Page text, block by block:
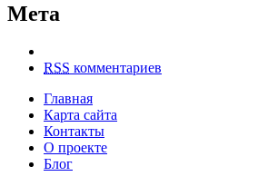
Мета
RSS комментариев
Главная
Карта сайта
Контакты
О проекте
Блог